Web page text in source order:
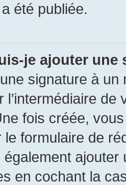
été publiée.
je ajouter une
signature à un
l’intermédiaire
fois créée,
le formulaire de
en cochant la